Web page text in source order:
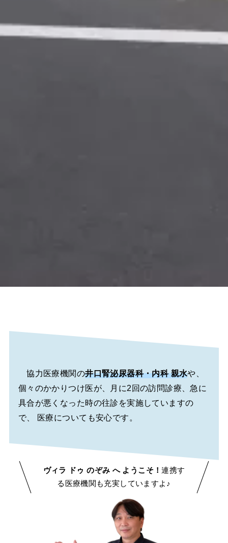
協力医療機関の井口腎泌尿器科・内科 親水や、
個々のかかりつけ医が、月に2回の訪問診療、急に
具合が悪くなった時の往診を実施していますの
で、 医療についても安心です。
ヴィラ ドゥ のぞみ へ ようこそ！連携す
る医療機関も充実していますよ♪